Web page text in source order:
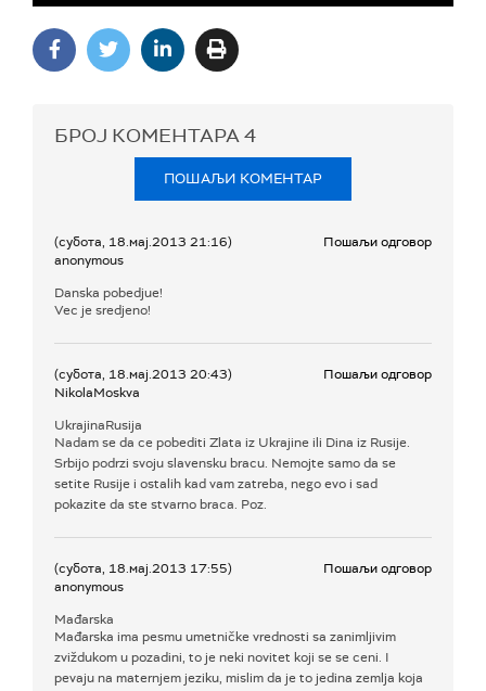
БРОЈ КОМЕНТАРА4
ПОШАЉИ КОМЕНТАР
(субота, 18.мај.2013 21:16)
anonymous
Пошаљи одговор
Danska pobedjue!
Vec je sredjeno!
(субота, 18.мај.2013 20:43)
NikolaMoskva
Пошаљи одговор
UkrajinaRusija
Nadam se da ce pobediti Zlata iz Ukrajine ili Dina iz Rusije.
Srbijo podrzi svoju slavensku bracu. Nemojte samo da se
setite Rusije i ostalih kad vam zatreba, nego evo i sad
pokazite da ste stvarno braca. Poz.
(субота, 18.мај.2013 17:55)
anonymous
Пошаљи одговор
Mađarska
Mađarska ima pesmu umetničke vrednosti sa zanimljivim
zviždukom u pozadini, to je neki novitet koji se se ceni. I
pevaju na maternjem jeziku, mislim da je to jedina zemlja koja